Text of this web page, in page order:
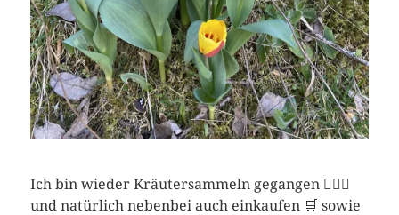
Ich bin wieder Kräutersammeln gegangen 🚶🏼‍♀️
und natürlich nebenbei auch einkaufen 🛒 sowie